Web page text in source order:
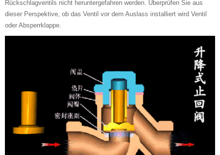
Rückschlagventils nicht heruntergefahren werden. Überprüfen Sie aus
dieser Perspektive, ob das Ventil vor dem Auslass installiert wird Ventil
oder Absperrklappe.